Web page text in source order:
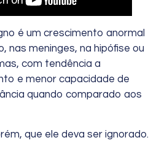
é um crescimento anormal
nas meninges, na hipófise ou
com tendência a
e menor capacidade de
quando comparado aos
que ele deva ser ignorado.